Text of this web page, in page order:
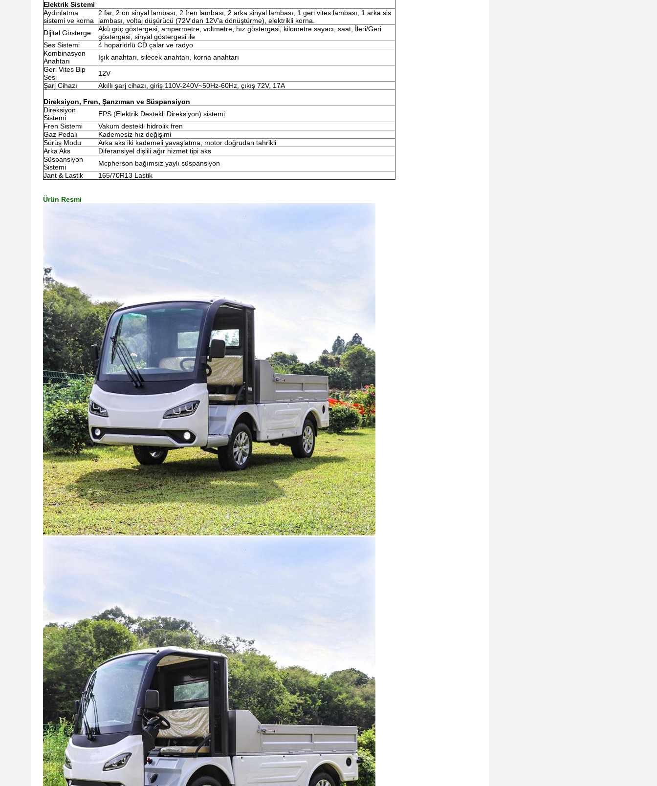
Elektrik Sistemi
Aydınlatma
sistemi ve korna
2 far, 2 ön sinyal lambası, 2 fren lambası, 2 arka sinyal lambası, 1 geri vites lambası, 1 arka sis
lambası, voltaj düşürücü (72V'dan 12V'a dönüştürme), elektrikli korna.
Dijital Gösterge
Akü güç göstergesi, ampermetre, voltmetre, hız göstergesi, kilometre sayacı, saat, İleri/Geri
göstergesi, sinyal göstergesi ile
Ses Sistemi
4 hoparlörlü CD çalar ve radyo
Kombinasyon
Anahtarı
Işık anahtarı, silecek anahtarı, korna anahtarı
Geri Vites Bip
Sesi
12V
Şarj Cihazı
Akıllı şarj cihazı, giriş 110V-240V~50Hz-60Hz, çıkış 72V, 17A
Direksiyon, Fren, Şanzıman ve Süspansiyon
Direksiyon
Sistemi
EPS (Elektrik Destekli Direksiyon) sistemi
Fren Sistemi
Vakum destekli hidrolik fren
Gaz Pedalı
Kademesiz hız değişimi
Sürüş Modu
Arka aks iki kademeli yavaşlatma, motor doğrudan tahrikli
Arka Aks
Diferansiyel dişlili ağır hizmet tipi aks
Süspansiyon
Sistemi
Mcpherson bağımsız yaylı süspansiyon
Jant & Lastik
165/70R13 Lastik
Ürün Resmi